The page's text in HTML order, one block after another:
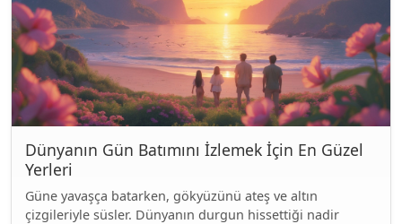
Dünyanın Gün Batımını İzlemek İçin En Güzel
Yerleri
Güne yavaşça batarken, gökyüzünü ateş ve altın
çizgileriyle süsler. Dünyanın durgun hissettiği nadir